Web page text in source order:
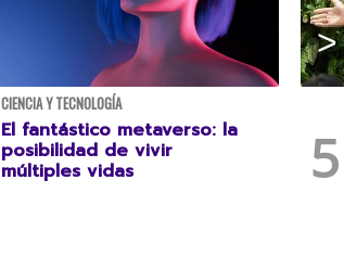
CIENCIA Y TECNOLOGÍA
El fantástico metaverso: la
posibilidad de vivir
múltiples vidas